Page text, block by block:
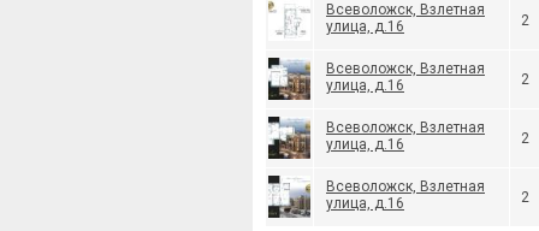
Всеволожск, Взлетная
улица, д.16
2
Всеволожск, Взлетная
улица, д.16
2
Всеволожск, Взлетная
улица, д.16
2
Всеволожск, Взлетная
улица, д.16
2